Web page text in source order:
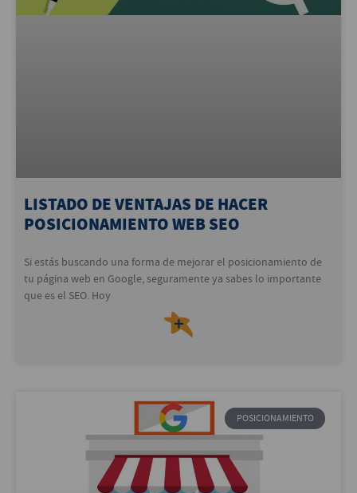
LISTADO DE VENTAJAS DE HACER
POSICIONAMIENTO WEB SEO
Si estás buscando una forma de mejorar el posicionamiento de
tu página web en Google, seguramente ya sabes lo importante
que es el SEO. Hoy
＋
POSICIONAMIENTO